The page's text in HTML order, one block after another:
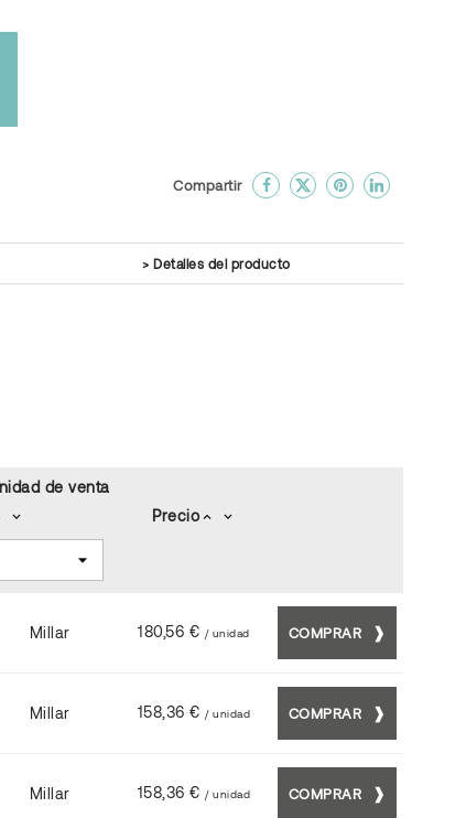
Compartir
Detalles del producto
de venta
keyboard_arrow_down Preciokeyboard_arrow_up keyboard_arrow_down
Millar 180,56 € / unidad COMPRAR
Millar 158,36 € / unidad COMPRAR
Millar 158,36 € / unidad COMPRAR